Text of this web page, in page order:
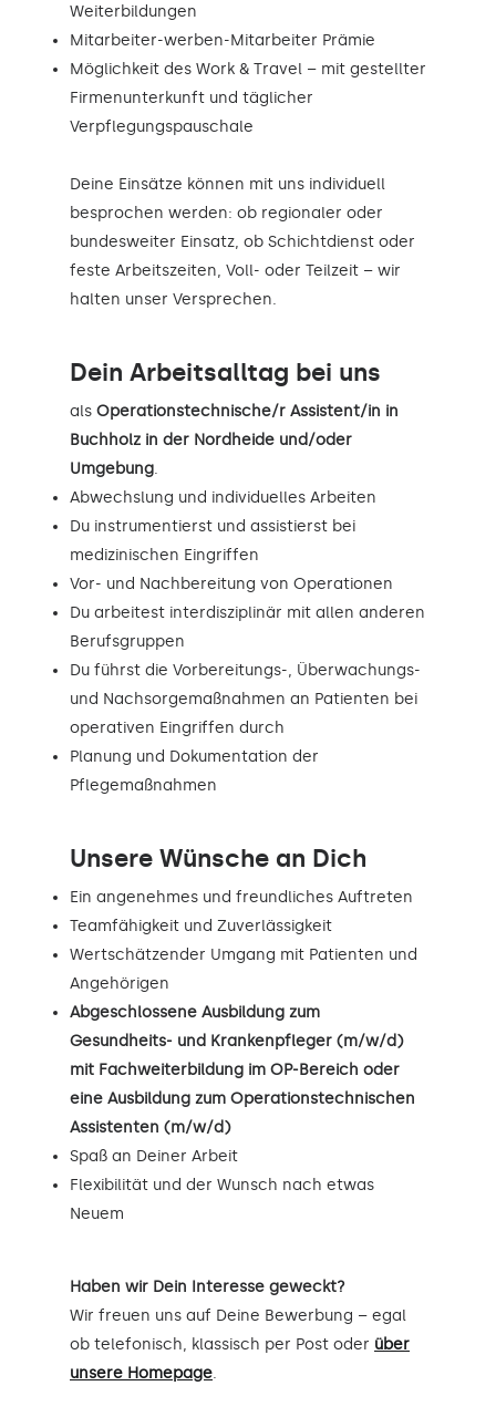
Weiterbildungen
Mitarbeiter-werben-Mitarbeiter Prämie
Möglichkeit des Work & Travel – mit gestellter
Firmenunterkunft und täglicher
Verpflegungspauschale
Deine Einsätze können mit uns individuell
besprochen werden: ob regionaler oder
bundesweiter Einsatz, ob Schichtdienst oder
feste Arbeitszeiten, Voll- oder Teilzeit – wir
halten unser Versprechen.
Dein Arbeitsalltag bei uns
als Operationstechnische/r Assistent/in in
Buchholz in der Nordheide und/oder
Umgebung.
Abwechslung und individuelles Arbeiten
Du instrumentierst und assistierst bei
medizinischen Eingriffen
Vor- und Nachbereitung von Operationen
Du arbeitest interdisziplinär mit allen anderen
Berufsgruppen
Du führst die Vorbereitungs-, Überwachungs-
und Nachsorgemaßnahmen an Patienten bei
operativen Eingriffen durch
Planung und Dokumentation der
Pflegemaßnahmen
Unsere Wünsche an Dich
Ein angenehmes und freundliches Auftreten
Teamfähigkeit und Zuverlässigkeit
Wertschätzender Umgang mit Patienten und
Angehörigen
Abgeschlossene Ausbildung zum
Gesundheits- und Krankenpfleger (m/w/d)
mit Fachweiterbildung im OP-Bereich oder
eine Ausbildung zum Operationstechnischen
Assistenten (m/w/d)
Spaß an Deiner Arbeit
Flexibilität und der Wunsch nach etwas
Neuem
Haben wir Dein Interesse geweckt?
Wir freuen uns auf Deine Bewerbung – egal
ob telefonisch, klassisch per Post oder über
unsere Homepage.